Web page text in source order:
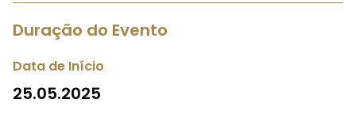
Duração do Evento
Data de Início
25.05.2025